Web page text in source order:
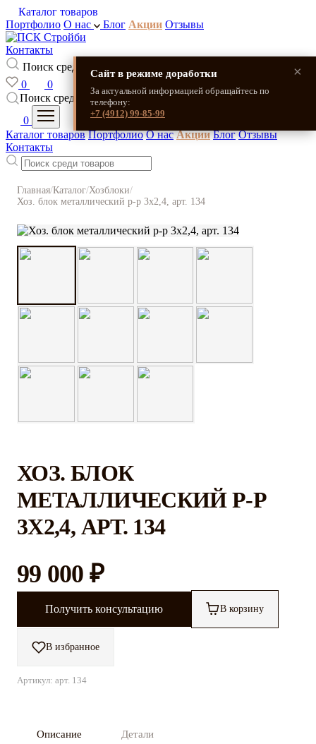
Каталог товаров
Портфолио О нас Блог Акции Отзывы
Контакты
Поиск среди товаров
0
0
Поиск среди товаров
0
Каталог товаров Портфолио О нас Акции Блог Отзывы
Контакты
×
Сайт в режиме доработки
За актуальной информацией обращайтесь по
телефону:
+7 (4912) 99-85-99
Главная/Каталог/Хозблоки/
Хоз. блок металлический р-р 3x2,4, арт. 134
ХОЗ. БЛОК
МЕТАЛЛИЧЕСКИЙ Р-Р
3X2,4, АРТ. 134
99 000 ₽
Получить консультацию В корзину
В избранное
Артикул: арт. 134
Описание Детали